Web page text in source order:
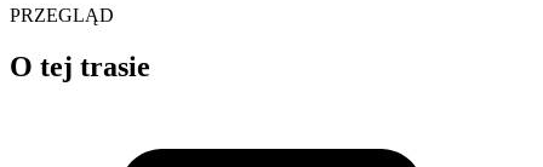
PRZEGLĄD
O tej trasie